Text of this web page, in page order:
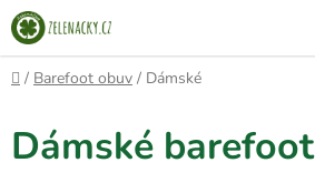
Přejít
na
obsah
Domů
/ Barefoot obuv / Dámské
Dámské barefoot